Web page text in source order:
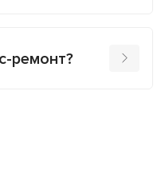
ремонт?